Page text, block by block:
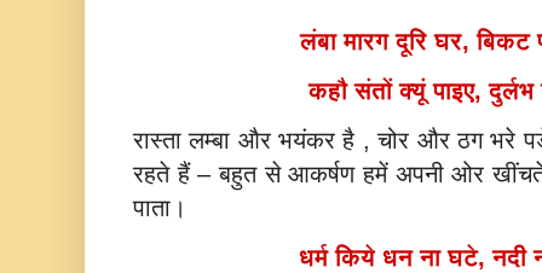
लंबा मारग दूरि घर, बिकट
कहौ संतों क्यूं पाइए, दुर्लभ
रास्ता लम्बा और भयंकर है , चोर और ठग भरे
रहते हैं – बहुत से आकर्षण हमें अपनी ओर खींचते
पाता।
धर्म किये धन ना घटे, नदी